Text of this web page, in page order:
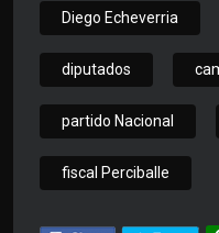
Diego Echeverria
diputados
partido Nacional
fiscal Perciballe